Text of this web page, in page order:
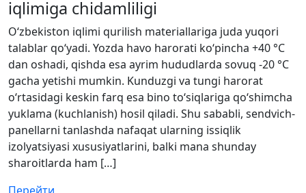
iqlimiga chidamliligi
O‘zbekiston iqlimi qurilish materiallariga juda yuqori
talablar qo‘yadi. Yozda havo harorati ko‘pincha +40 °C
dan oshadi, qishda esa ayrim hududlarda sovuq -20 °C
gacha yetishi mumkin. Kunduzgi va tungi harorat
o‘rtasidagi keskin farq esa bino to‘siqlariga qo‘shimcha
yuklama (kuchlanish) hosil qiladi. Shu sababli, sendvich-
panellarni tanlashda nafaqat ularning issiqlik
izolyatsiyasi xususiyatlarini, balki mana shunday
sharoitlarda ham […]